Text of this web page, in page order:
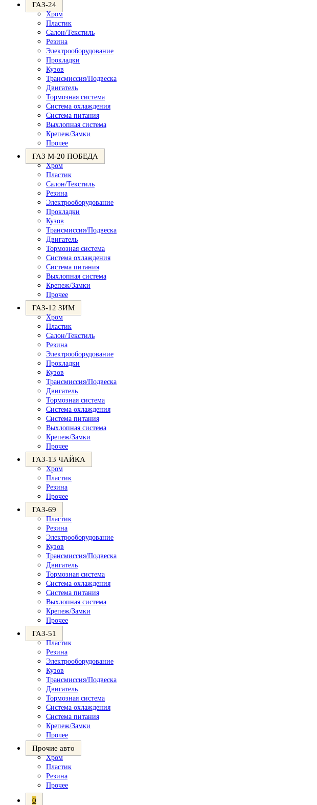
ГАЗ-24
Хром
Пластик
Салон/Текстиль
Резина
Электрооборудование
Прокладки
Кузов
Трансмиссия/Подвеска
Двигатель
Тормозная система
Система охлаждения
Система питания
Выхлопная система
Крепеж/Замки
Прочее
ГАЗ М-20 ПОБЕДА
Хром
Пластик
Салон/Текстиль
Резина
Электрооборудование
Прокладки
Кузов
Трансмиссия/Подвеска
Двигатель
Тормозная система
Система охлаждения
Система питания
Выхлопная система
Крепеж/Замки
Прочее
ГАЗ-12 ЗИМ
Хром
Пластик
Салон/Текстиль
Резина
Электрооборудование
Прокладки
Кузов
Трансмиссия/Подвеска
Двигатель
Тормозная система
Система охлаждения
Система питания
Выхлопная система
Крепеж/Замки
Прочее
ГАЗ-13 ЧАЙКА
Хром
Пластик
Резина
Прочее
ГАЗ-69
Пластик
Резина
Электрооборудование
Кузов
Трансмиссия/Подвеска
Двигатель
Тормозная система
Система охлаждения
Система питания
Выхлопная система
Крепеж/Замки
Прочее
ГАЗ-51
Пластик
Резина
Электрооборудование
Кузов
Трансмиссия/Подвеска
Двигатель
Тормозная система
Система охлаждения
Система питания
Крепеж/Замки
Прочее
Прочие авто
Хром
Пластик
Резина
Прочее
0